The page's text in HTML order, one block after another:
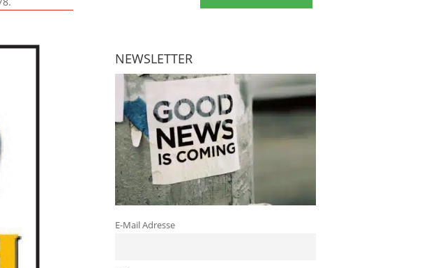
NEWSLETTER
E-Mail Adresse